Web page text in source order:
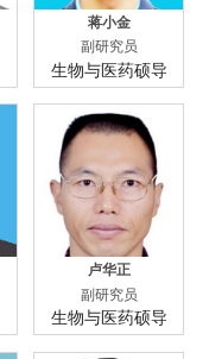
蒋小金
副研究员
生物与医药硕导
卢华正
副研究员
生物与医药硕导